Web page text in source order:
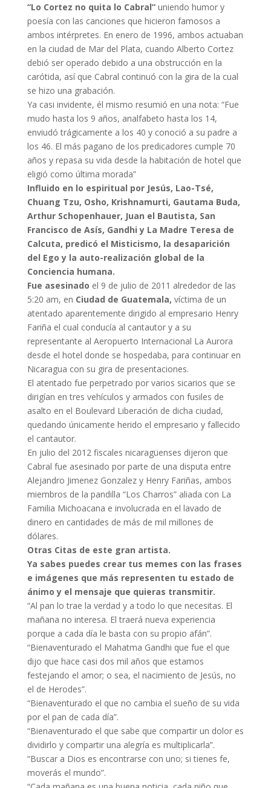
“Lo Cortez no quita lo Cabral”uniendo humor y
poesía con las canciones que hicieron famosos a
ambos intérpretes. En enero de 1996, ambos actuaban
en la ciudad de Mar del Plata, cuando Alberto Cortez
debió ser operado debido a una obstrucción en la
carótida, así que Cabral continuó con la gira de la cual
se hizo una grabación.
Ya casi invidente, él mismo resumió en una nota: “Fue
mudo hasta los 9 años, analfabeto hasta los 14,
enviudó trágicamente a los 40 y conoció a su padre a
los 46. El más pagano de los predicadores cumple 70
años y repasa su vida desde la habitación de hotel que
eligió como última morada”
Influido en lo espiritual por Jesús, Lao-Tsé,
Chuang Tzu, Osho, Krishnamurti, Gautama Buda,
Arthur Schopenhauer, Juan el Bautista, San
Francisco de Asís, Gandhi y La Madre Teresa de
Calcuta, predicó el Misticismo, la desaparición
del Ego y la auto-realización global de la
Conciencia humana.
Fue asesinado el 9 de julio de 2011 alrededor de las
5:20 am, en Ciudad de Guatemala, víctima de un
atentado aparentemente dirigido al empresario Henry
Fariña el cual conducía al cantautor y a su
representante al Aeropuerto Internacional La Aurora
desde el hotel donde se hospedaba, para continuar en
Nicaragua con su gira de presentaciones.
El atentado fue perpetrado por varios sicarios que se
dirigían en tres vehículos y armados con fusiles de
asalto en el Boulevard Liberación de dicha ciudad,
quedando únicamente herido el empresario y fallecido
el cantautor.
En julio del 2012 fiscales nicaragüenses dijeron que
Cabral fue asesinado por parte de una disputa entre
Alejandro Jimenez Gonzalez y Henry Fariñas, ambos
miembros de la pandilla “Los Charros” aliada con La
Familia Michoacana e involucrada en el lavado de
dinero en cantidades de más de mil millones de
dólares.
Otras Citas de este gran artista.
Ya sabes puedes crear tus memes con las frases
e imágenes que más representen tu estado de
ánimo y el mensaje que quieras transmitir.
“Al pan lo trae la verdad y a todo lo que necesitas. El
mañana no interesa. El traerá nueva experiencia
porque a cada día le basta con su propio afán”.
“Bienaventurado el Mahatma Gandhi que fue el que
dijo que hace casi dos mil años que estamos
festejando el amor; o sea, el nacimiento de Jesús, no
el de Herodes”.
“Bienaventurado el que no cambia el sueño de su vida
por el pan de cada día”.
“Bienaventurado el que sabe que compartir un dolor es
dividirlo y compartir una alegría es multiplicarla”.
“Buscar a Dios es encontrarse con uno; si tienes fe,
moverás el mundo”.